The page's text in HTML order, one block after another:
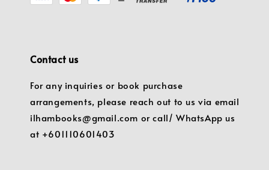
Contact us
For any inquiries or book purchase
arrangements, please reach out to us via email
ilhambooks@gmail.com or call/ WhatsApp us
at +601110601403